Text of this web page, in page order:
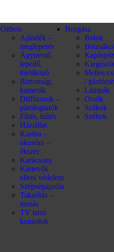
Otthon
Ajándék –
meglepetés
Ágynemű,
lepedő,
törölköző
Biztonság,
kamerák
Diffúzorok –
párologtatók
Fűtés, hűtés
Háziállat
Karóra –
okosóra –
ékszer
Karácsony
Kártevők
elleni védelem
Szépségápolás
Takarítás –
mosás
TV tartó
konzolok
Horgász
Botok
Melles
/
Lámpák
Orsók
Szákok
Székek